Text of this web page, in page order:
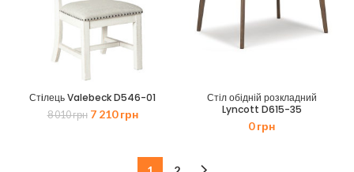
Стiлець Valebeck D546-01
8 010грн Оригінальна
7 210грнПоточна
210 грн.
Стіл обідній розкладний
Lyncott D615-35
0грн